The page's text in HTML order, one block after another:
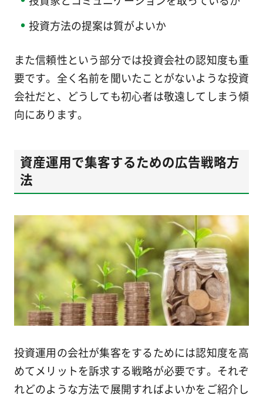
投資方法の提案は質がよいか
また信頼性という部分では投資会社の認知度も重
要です。全く名前を聞いたことがないような投資
会社だと、どうしても初心者は敬遠してしまう傾
向にあります。
資産運用で集客するための広告戦略方
法
投資運用の会社が集客をするためには認知度を高
めてメリットを訴求する戦略が必要です。それぞ
れどのような方法で展開すればよいかをご紹介し